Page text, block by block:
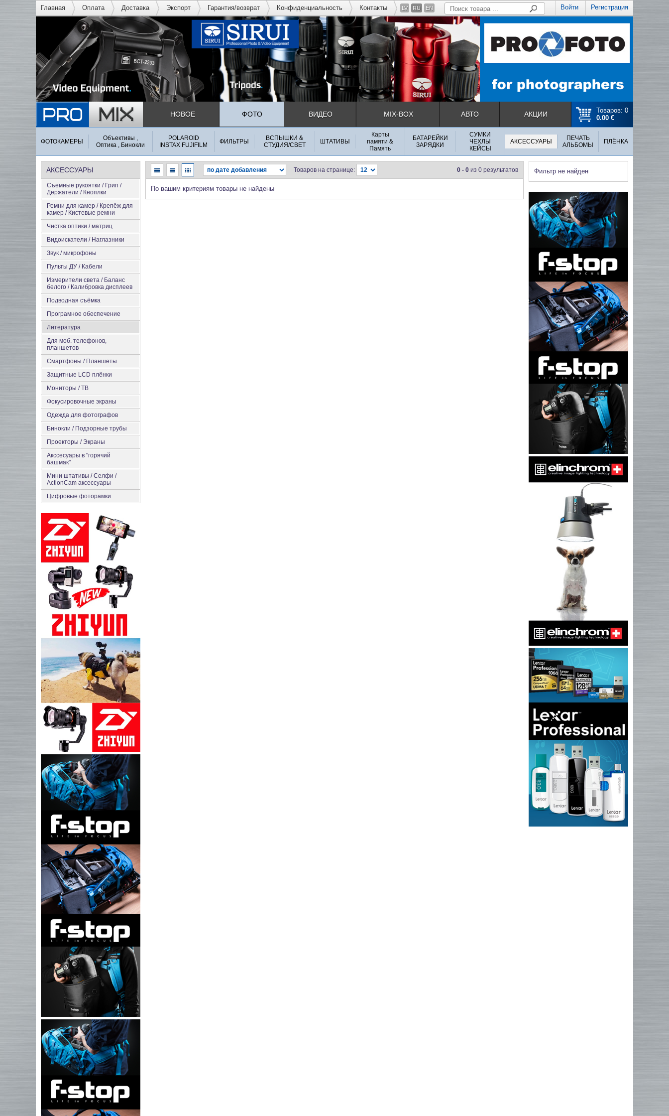
Главная Оплата Доставка Экспорт Гарантия/возврат Конфиденциальность Контакты Войти Регистрация
LV RU EN
Товаров: 0
0.00 €
НОВОЕ ФОТО ВИДЕО MIX-BOX АВТО АКЦИИ
ФОТОКАМЕРЫ
Объективы ,
Оптика , Бинокли
POLAROID
INSTAX FUJIFILM
ФИЛЬТРЫ
ВСПЫШКИ &
СТУДИЯ/СВЕТ
ШТАТИВЫ
Карты
памяти &
Память
БАТАРЕЙКИ
ЗАРЯДКИ
СУМКИ
ЧЕХЛЫ
КЕЙСЫ
АКСЕССУАРЫ
ПЕЧАТЬ
АЛЬБОМЫ
ПЛЁНКА
АКСЕССУАРЫ
Съемные рукоятки / Грип /
Держатели / Кноплки
Ремни для камер / Крепёж для
камер / Кистевые ремни
Чистка оптики / матриц
Видоискатели / Наглазники
Звук / микрофоны
Пульты ДУ / Кабели
Измерители света / Баланс
белого / Калибровка дисплеев
Подводная съёмка
Програмное обеспечение
Литература
Для моб. телефонов,
планшетов
Смартфоны / Планшеты
Защитные LCD плёнки
Мониторы / ТВ
Фокусировочные экраны
Одежда для фотографов
Бинокли / Подзорные трубы
Проекторы / Экраны
Акссесуары в "горячий
башмак"
Мини штативы / Селфи /
ActionCam аксессуары
Цифровые фоторамки
Фильтр не найден
Товаров на странице: 0 - 0 из 0 результатов
По вашим критериям товары не найдены